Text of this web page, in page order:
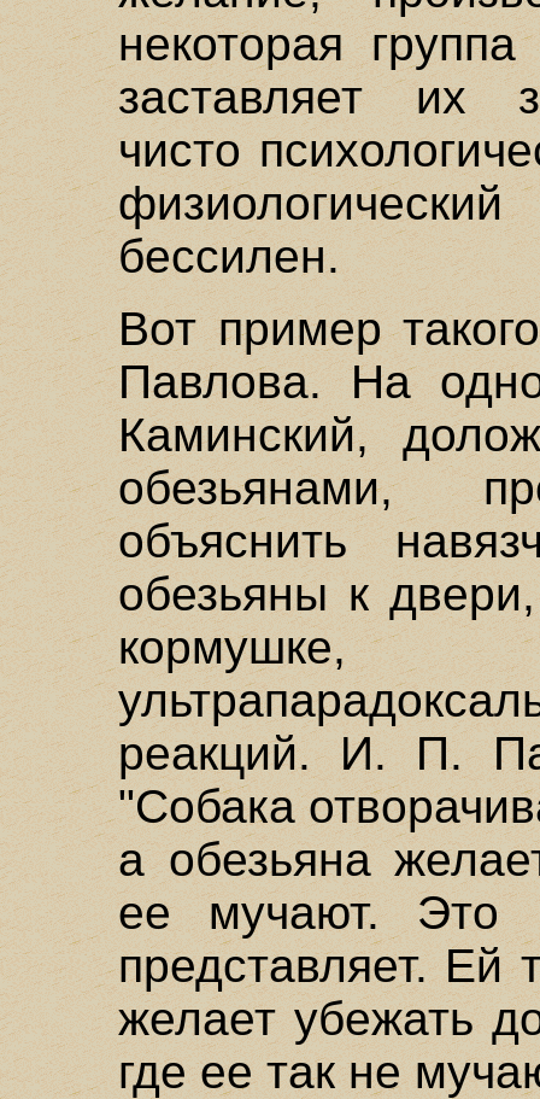
некоторая
заставляет их
чисто
бессилен.
Вот пример
Павлова. На
Каминский,
обезьянами,
объяснить
обезьяны к
реакций. И. П.
"Собака
а обезьяна
ее мучают. Это
представляет. Ей
желает убежать
где ее так не